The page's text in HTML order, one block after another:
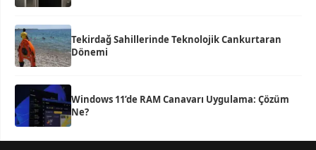
Tekirdağ Sahillerinde Teknolojik Cankurtaran
Dönemi
Windows 11’de RAM Canavarı Uygulama: Çözüm
Ne?